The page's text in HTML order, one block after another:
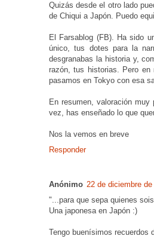
Quizás desde el otro lado
de Chiqui a Japón. Puedo
El Farsablog (FB). Ha sido
único, tus dotes para la
desgranabas la historia y,
razón, tus historias. Pero en
pasamos en Tokyo con esa
En resumen, valoración
vez, has enseñado lo que
Nos la vemos en breve
Responder
Anónimo 22 de diciembre
"...para que sepa quienes
Una japonesa en Japón :)
Tengo buenísimos recuerdos